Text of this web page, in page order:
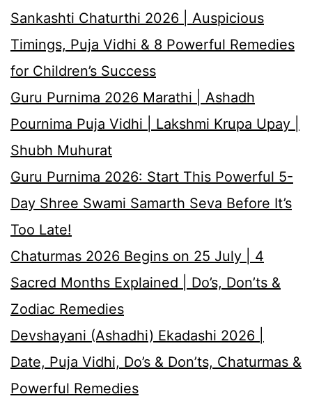
Sankashti Chaturthi 2026 | Auspicious
Timings, Puja Vidhi & 8 Powerful Remedies
for Children’s Success
Guru Purnima 2026 Marathi | Ashadh
Pournima Puja Vidhi | Lakshmi Krupa Upay |
Shubh Muhurat
Guru Purnima 2026: Start This Powerful 5-
Day Shree Swami Samarth Seva Before It’s
Too Late!
Chaturmas 2026 Begins on 25 July | 4
Sacred Months Explained | Do’s, Don’ts &
Zodiac Remedies
Devshayani (Ashadhi) Ekadashi 2026 |
Date, Puja Vidhi, Do’s & Don’ts, Chaturmas &
Powerful Remedies